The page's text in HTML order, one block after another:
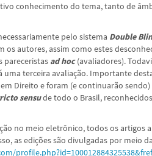
conhecimento do tema, tanto de
pelo sistema Double
autores, assim como estes
pareceristas ad hoc(avaliadores).
terceira avaliação. Importante
Direito e foram (e continuarão
sensude todo o Brasil, reconhecidos
no meio eletrônico, todos os artigos
as edições são divulgadas por meio da